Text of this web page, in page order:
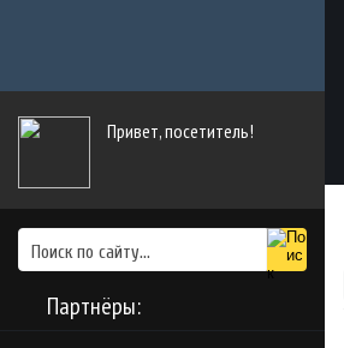
Привет, посетитель!
Партнёры: